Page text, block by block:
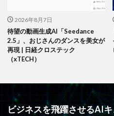
2026年8月7日
待望の動画生成AI「Seedance
2.5」、おじさんのダンスを美女が
再現 | 日経クロステック
（xTECH）
ビジネスを飛躍させるAI